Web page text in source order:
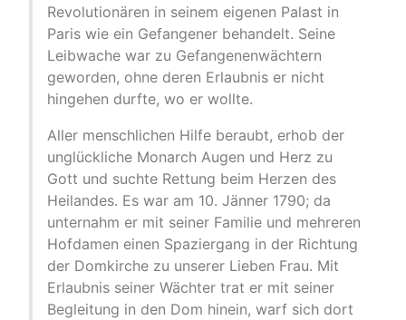
Revolutionären in seinem eigenen Palast in
Paris wie ein Gefangener behandelt. Seine
Leibwache war zu Gefangenenwächtern
geworden, ohne deren Erlaubnis er nicht
hingehen durfte, wo er wollte.
Aller menschlichen Hilfe beraubt, erhob der
unglückliche Monarch Augen und Herz zu
Gott und suchte Rettung beim Herzen des
Heilandes. Es war am 10. Jänner 1790; da
unternahm er mit seiner Familie und mehreren
Hofdamen einen Spaziergang in der Richtung
der Domkirche zu unserer Lieben Frau. Mit
Erlaubnis seiner Wächter trat er mit seiner
Begleitung in den Dom hinein, warf sich dort